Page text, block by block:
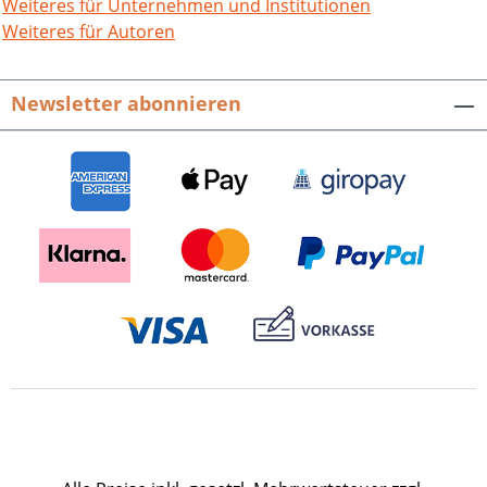
Weiteres für Unternehmen und Institutionen
Weiteres für Autoren
Newsletter abonnieren